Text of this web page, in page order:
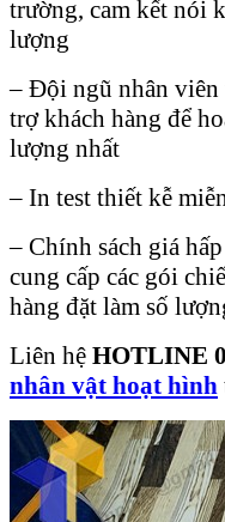
trường, cam kết nói
lượng
– Đội ngũ nhân
trợ khách hàng để
lượng nhất
– In test thiết kễ
– Chính sách giá
cung cấp các gói
hàng đặt làm số
Liên hệ HOTLINE
nhân vật hoạt hình